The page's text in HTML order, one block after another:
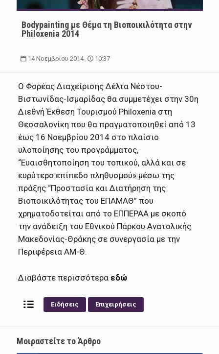
Bodypainting με Θέμα τη Βιοποικιλότητα στην
Philoxenia 2014
14 Νοεμβρίου 2014 10:37
Ο Φορέας Διαχείρισης Δέλτα Νέστου-
Βιστωνίδας-Ισμαρίδας θα συμμετέχει στην 30η
Διεθνή Έκθεση Τουρισμού Philoxenia στη
Θεσσαλονίκη που θα πραγματοποιηθεί από 13
έως 16 Νοεμβρίου 2014 στο πλαίσιο
υλοποίησης του προγράμματος,
“Ευαισθητοποίηση του τοπικού, αλλά και σε
ευρύτερο επίπεδο πληθυσμού» μέσω της
πράξης “Προστασία και Διατήρηση της
Βιοποικιλότητας του ΕΠΑΜΑΘ” που
χρηματοδοτείται από το ΕΠΠΕΡΑΑ με σκοπό
την ανάδειξη του Εθνικού Πάρκου Ανατολικής
Μακεδονίας-Θράκης σε συνεργασία με την
Περιφέρεια ΑΜ-Θ.
Διαβάστε περισσότερα εδώ
Ειδήσεις Επιχειρήσεις
Μοιραστείτε το Άρθρο